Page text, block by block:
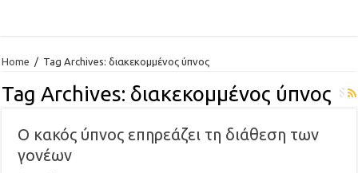
Home / Tag Archives: διακεκομμένος ύπνος
Tag Archives: διακεκομμένος ύπνος
Ο κακός ύπνος επηρεάζει τη διάθεση των
γονέων